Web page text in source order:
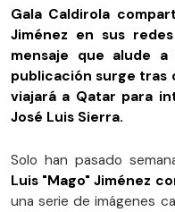
Gala Caldirola
Jiménez en sus
mensaje que alude
publicación surge tras
viajará a Qatar para
José Luis Sierra.
Solo han pasado
Luis "Mago" Jiménez
una serie de imágenes